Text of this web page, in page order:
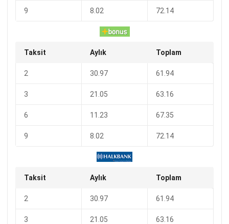
9 8.02 72.14
Taksit Aylık Toplam
2 30.97 61.94
3 21.05 63.16
6 11.23 67.35
9 8.02 72.14
Taksit Aylık Toplam
2 30.97 61.94
3 21.05 63.16